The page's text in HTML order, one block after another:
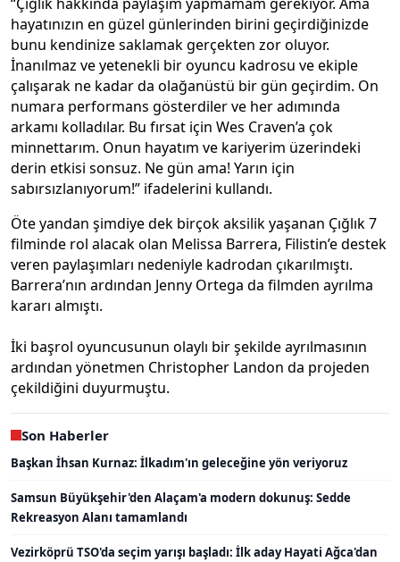
“Çığlık hakkında paylaşım yapmamam gerekiyor. Ama
hayatınızın en güzel günlerinden birini geçirdiğinizde
bunu kendinize saklamak gerçekten zor oluyor.
İnanılmaz ve yetenekli bir oyuncu kadrosu ve ekiple
çalışarak ne kadar da olağanüstü bir gün geçirdim. On
numara performans gösterdiler ve her adımında
arkamı kolladılar. Bu fırsat için Wes Craven’a çok
minnettarım. Onun hayatım ve kariyerim üzerindeki
derin etkisi sonsuz. Ne gün ama! Yarın için
sabırsızlanıyorum!” ifadelerini kullandı.
Öte yandan şimdiye dek birçok aksilik yaşanan Çığlık 7
filminde rol alacak olan Melissa Barrera, Filistin’e destek
veren paylaşımları nedeniyle kadrodan çıkarılmıştı.
Barrera’nın ardından Jenny Ortega da filmden ayrılma
kararı almıştı.
İki başrol oyuncusunun olaylı bir şekilde ayrılmasının
ardından yönetmen Christopher Landon da projeden
çekildiğini duyurmuştu.
Son Haberler
Başkan İhsan Kurnaz: İlkadım'ın geleceğine yön veriyoruz
Samsun Büyükşehir'den Alaçam'a modern dokunuş: Sedde
Rekreasyon Alanı tamamlandı
Vezirköprü TSO'da seçim yarışı başladı: İlk aday Hayati Ağca'dan